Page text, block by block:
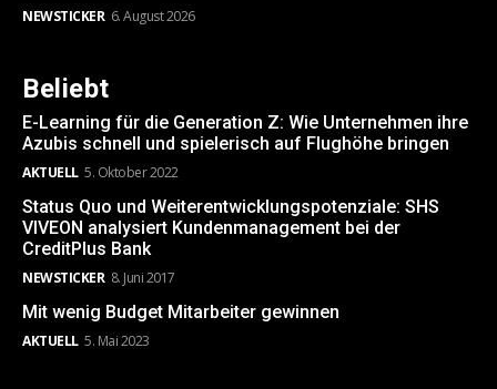
NEWSTICKER 6. August 2026
Beliebt
E-Learning für die Generation Z: Wie Unternehmen ihre
Azubis schnell und spielerisch auf Flughöhe bringen
AKTUELL 5. Oktober 2022
Status Quo und Weiterentwicklungspotenziale: SHS
VIVEON analysiert Kundenmanagement bei der
CreditPlus Bank
NEWSTICKER 8. Juni 2017
Mit wenig Budget Mitarbeiter gewinnen
AKTUELL 5. Mai 2023